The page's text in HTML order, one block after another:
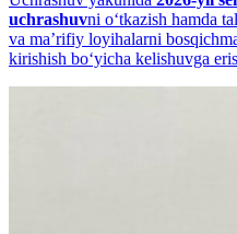
uchrashuvni o‘tkazish hamda
va maʼrifiy loyihalarni
kirishish bo‘yicha kelishuvga